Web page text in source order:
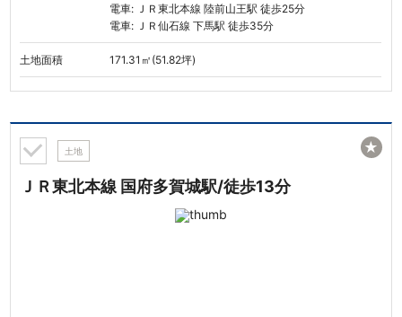
電車: ＪＲ東北本線 陸前山王駅 徒歩25分
電車: ＪＲ仙石線 下馬駅 徒歩35分
土地面積 171.31㎡(51.82坪)
土地
ＪＲ東北本線 国府多賀城駅/徒歩13分
★